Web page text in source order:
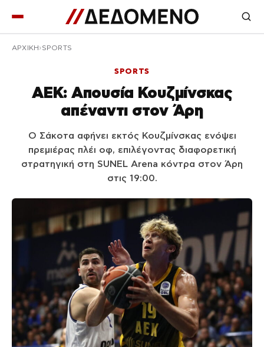
ΑΡΧΙΚΉ SPORTS
SPORTS
ΑΕΚ: Απουσία Κουζμίνσκας
απέναντι στον Άρη
Ο Σάκοτα αφήνει εκτός Κουζμίνσκας ενόψει
πρεμιέρας πλέι οφ, επιλέγοντας διαφορετική
στρατηγική στη SUNEL Arena κόντρα στον Άρη
στις 19:00.